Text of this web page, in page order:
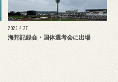
2025.4.27
海邦記録会・国体選考会に出場